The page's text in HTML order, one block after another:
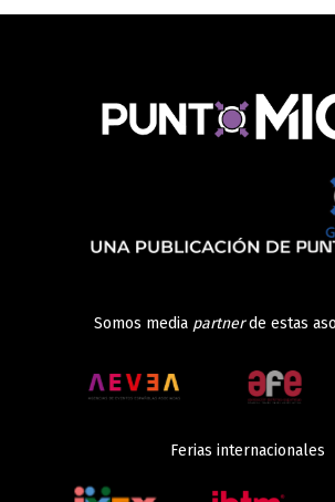
Somos media partnerde estas
Ferias internacionales